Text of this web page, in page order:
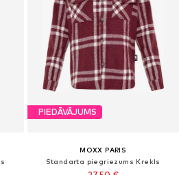
PIEDĀVĀJUMS
MOXX PARIS
Standarta piegriezums Krekls